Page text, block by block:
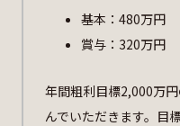
基本：480万円
賞与：320万円
年間粗利目標2,000万
んでいただきます。目